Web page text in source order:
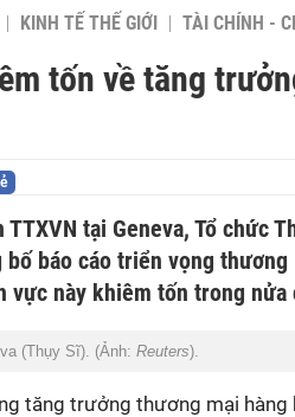
KINH TẾ THẾ GIỚI TÀI CHÍNH -
tốn về tăng
tại Geneva, Tổ chức
báo cáo triển vọng
này khiêm tốn trong nửa
(Thụy Sĩ). (Ảnh: Reuters).
tăng trưởng thương mại hàng